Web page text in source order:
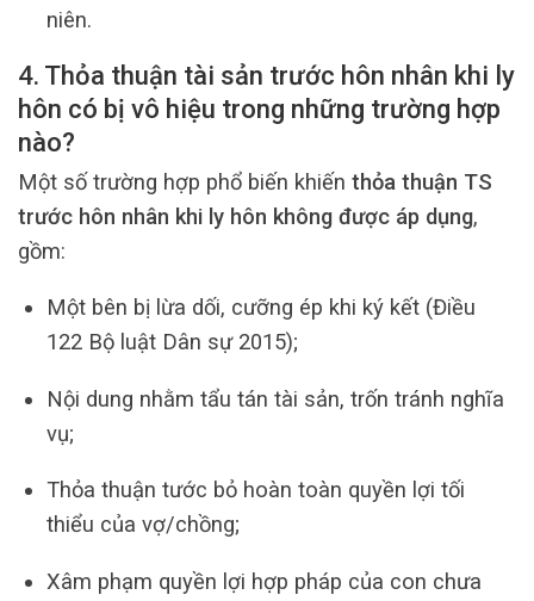
niên.
4. Thỏa thuận tài sản trước hôn nhân khi ly
hôn có bị vô hiệu trong những trường hợp
nào?
Một số trường hợp phổ biến khiến thỏa thuận TS
trước hôn nhân khi ly hôn không được áp dụng,
gồm:
Một bên bị lừa dối, cưỡng ép khi ký kết (Điều
122 Bộ luật Dân sự 2015);
Nội dung nhằm tẩu tán tài sản, trốn tránh nghĩa
vụ;
Thỏa thuận tước bỏ hoàn toàn quyền lợi tối
thiểu của vợ/chồng;
Xâm phạm quyền lợi hợp pháp của con chưa